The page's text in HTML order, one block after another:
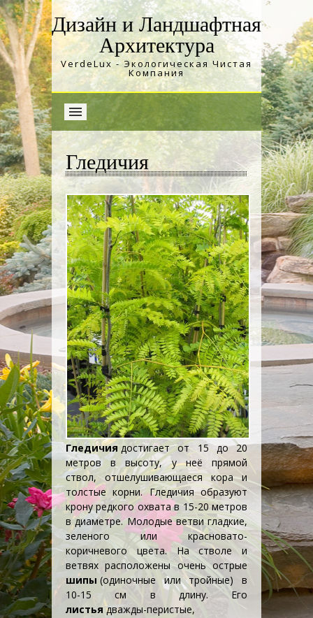
Дизайн и Ландшафтная
Архитектура
VerdeLux - Экологическая Чистая
Компания
Гледичия
Гледичия достигает от 15 до 20
метров в высоту, у неё прямой
ствол, отшелушивающаеся кора и
толстые корни. Гледичия образуют
крону редкого охвата в 15-20 метров
в диаметре. Молодые ветви гладкие,
зеленого или красновато-
коричневого цвета. На стволе и
ветвях расположены очень острые
шипы (одиночные или тройные) в
10-15 см в длину. Его
листья дважды-перистые,